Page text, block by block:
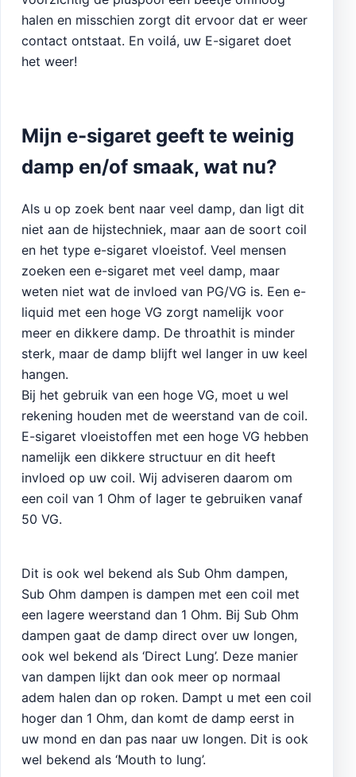
halen en misschien zorgt dit ervoor dat er weer
contact ontstaat. En voilá, uw E-sigaret doet
het weer!
Mijn e-sigaret geeft te weinig
damp en/of smaak, wat nu?
Als u op zoek bent naar veel damp, dan ligt dit
niet aan de hijstechniek, maar aan de soort coil
en het type e-sigaret vloeistof. Veel mensen
zoeken een e-sigaret met veel damp, maar
weten niet wat de invloed van PG/VG is. Een e-
liquid met een hoge VG zorgt namelijk voor
meer en dikkere damp. De throathit is minder
sterk, maar de damp blijft wel langer in uw keel
hangen.
Bij het gebruik van een hoge VG, moet u wel
rekening houden met de weerstand van de coil.
E-sigaret vloeistoffen met een hoge VG hebben
namelijk een dikkere structuur en dit heeft
invloed op uw coil. Wij adviseren daarom om
een coil van 1 Ohm of lager te gebruiken vanaf
50 VG.
Dit is ook wel bekend als Sub Ohm dampen,
Sub Ohm dampen is dampen met een coil met
een lagere weerstand dan 1 Ohm. Bij Sub Ohm
dampen gaat de damp direct over uw longen,
ook wel bekend als ‘Direct Lung’. Deze manier
van dampen lijkt dan ook meer op normaal
adem halen dan op roken. Dampt u met een coil
hoger dan 1 Ohm, dan komt de damp eerst in
uw mond en dan pas naar uw longen. Dit is ook
wel bekend als ‘Mouth to lung’.